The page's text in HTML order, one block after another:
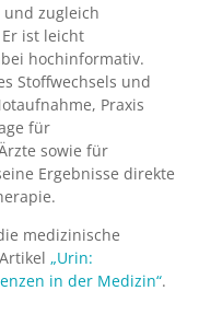
zugleich
ist leicht
hochinformativ.
Stoffwechsels und
Praxis
für
sowie für
Ergebnisse direkte
medizinische
„Urin:
in der Medizin“.